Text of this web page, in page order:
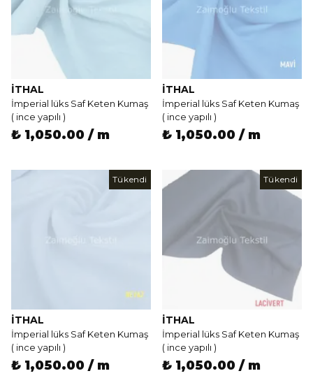
İTHAL
İmperial lüks Saf Keten Kumaş
( ince yapılı )
₺ 1,050.00 / m
İTHAL
İmperial lüks Saf Keten Kumaş
( ince yapılı )
₺ 1,050.00 / m
Tükendi
İTHAL
İmperial lüks Saf Keten Kumaş
( ince yapılı )
₺ 1,050.00 / m
Tükendi
İTHAL
İmperial lüks Saf Keten Kumaş
( ince yapılı )
₺ 1,050.00 / m